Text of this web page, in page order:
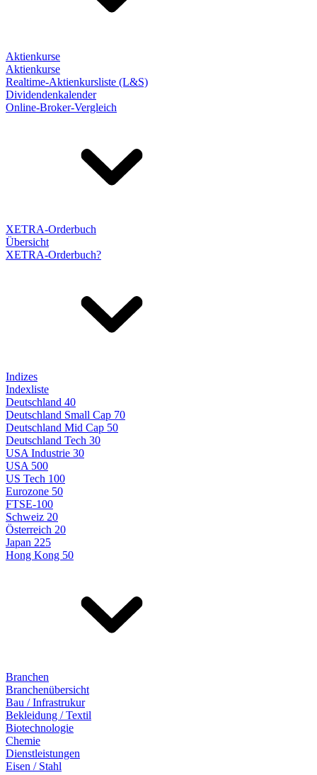
Aktienkurse
Aktienkurse
Realtime-Aktienkursliste (L&S)
Dividendenkalender
Online-Broker-Vergleich
XETRA-Orderbuch
Übersicht
XETRA-Orderbuch?
Indizes
Indexliste
Deutschland 40
Deutschland Small Cap 70
Deutschland Mid Cap 50
Deutschland Tech 30
USA Industrie 30
USA 500
US Tech 100
Eurozone 50
FTSE-100
Schweiz 20
Österreich 20
Japan 225
Hong Kong 50
Branchen
Branchenübersicht
Bau / Infrastrukur
Bekleidung / Textil
Biotechnologie
Chemie
Dienstleistungen
Eisen / Stahl